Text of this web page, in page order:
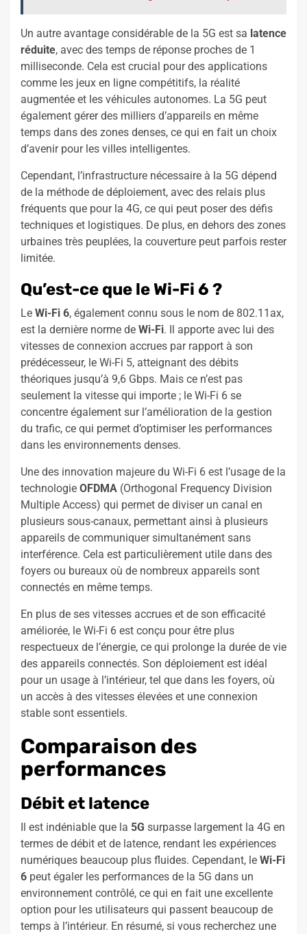
Un autre avantage considérable de la 5G est sa latence
réduite, avec des temps de réponse proches de 1
milliseconde. Cela est crucial pour des applications
comme les jeux en ligne compétitifs, la réalité
augmentée et les véhicules autonomes. La 5G peut
également gérer des milliers d’appareils en même
temps dans des zones denses, ce qui en fait un choix
d’avenir pour les villes intelligentes.
Cependant, l’infrastructure nécessaire à la 5G dépend
de la méthode de déploiement, avec des relais plus
fréquents que pour la 4G, ce qui peut poser des défis
techniques et logistiques. De plus, en dehors des zones
urbaines très peuplées, la couverture peut parfois rester
limitée.
Qu’est-ce que le Wi-Fi 6 ?
Le Wi-Fi 6, également connu sous le nom de 802.11ax,
est la dernière norme de Wi-Fi. Il apporte avec lui des
vitesses de connexion accrues par rapport à son
prédécesseur, le Wi-Fi 5, atteignant des débits
théoriques jusqu’à 9,6 Gbps. Mais ce n’est pas
seulement la vitesse qui importe ; le Wi-Fi 6 se
concentre également sur l’amélioration de la gestion
du trafic, ce qui permet d’optimiser les performances
dans les environnements denses.
Une des innovation majeure du Wi-Fi 6 est l’usage de la
technologie OFDMA (Orthogonal Frequency Division
Multiple Access) qui permet de diviser un canal en
plusieurs sous-canaux, permettant ainsi à plusieurs
appareils de communiquer simultanément sans
interférence. Cela est particulièrement utile dans des
foyers ou bureaux où de nombreux appareils sont
connectés en même temps.
En plus de ses vitesses accrues et de son efficacité
améliorée, le Wi-Fi 6 est conçu pour être plus
respectueux de l’énergie, ce qui prolonge la durée de vie
des appareils connectés. Son déploiement est idéal
pour un usage à l’intérieur, tel que dans les foyers, où
un accès à des vitesses élevées et une connexion
stable sont essentiels.
Comparaison des
performances
Débit et latence
Il est indéniable que la 5G surpasse largement la 4G en
termes de débit et de latence, rendant les expériences
numériques beaucoup plus fluides. Cependant, le Wi-Fi
6 peut égaler les performances de la 5G dans un
environnement contrôlé, ce qui en fait une excellente
option pour les utilisateurs qui passent beaucoup de
temps à l’intérieur. En résumé, si vous recherchez une